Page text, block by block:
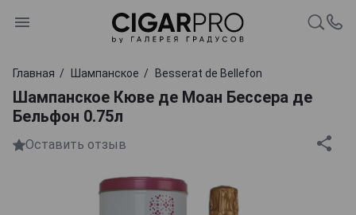
Главная Шампанское Besserat de Bellefon
Шампанское Кюве де Моан Бессера де
Бельфон 0.75л
Оставить отзыв